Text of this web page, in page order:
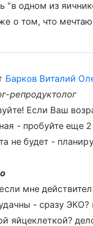
"в одном из
о том, что
Барков Виталий
репродуктолог
Если Ваш
- пробуйте еще
не будет -
мне
- сразу
яйцеклеткой?